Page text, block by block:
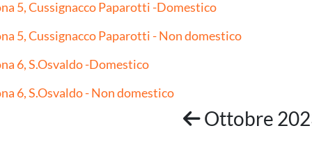
5, Cussignacco Paparotti -Domestico
5, Cussignacco Paparotti - Non domestico
6, S.Osvaldo -Domestico
6, S.Osvaldo - Non domestico
Ottobre